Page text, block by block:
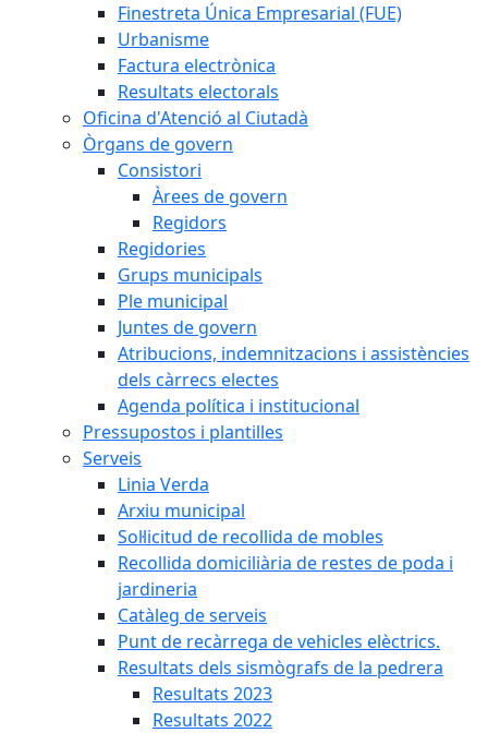
Finestreta Única Empresarial (FUE)
Urbanisme
Factura electrònica
Resultats electorals
Oficina d'Atenció al Ciutadà
Òrgans de govern
Consistori
Àrees de govern
Regidors
Regidories
Grups municipals
Ple municipal
Juntes de govern
Atribucions, indemnitzacions i assistències
dels càrrecs electes
Agenda política i institucional
Pressupostos i plantilles
Serveis
Linia Verda
Arxiu municipal
Sol·licitud de recollida de mobles
Recollida domiciliària de restes de poda i
jardineria
Catàleg de serveis
Punt de recàrrega de vehicles elèctrics.
Resultats dels sismògrafs de la pedrera
Resultats 2023
Resultats 2022